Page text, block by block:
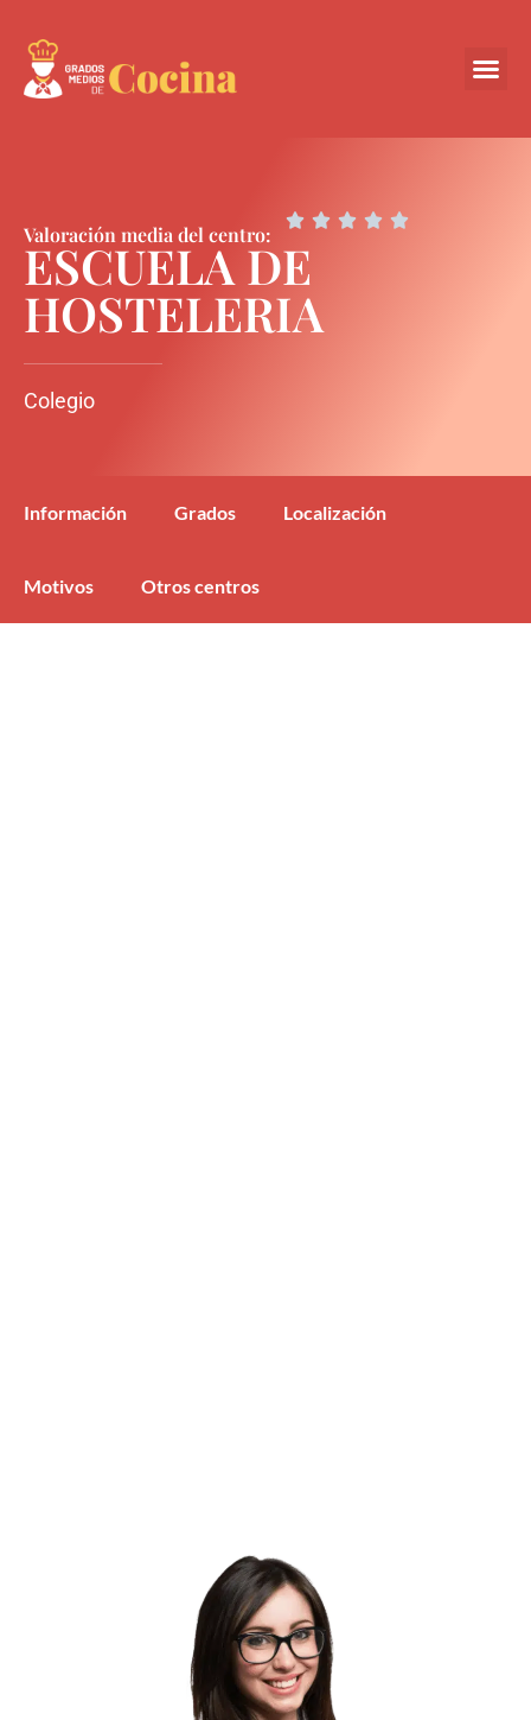
Valoración media del centro:
    
ESCUELA DE
HOSTELERIA
Colegio
Información Grados Localización
Motivos Otros centros